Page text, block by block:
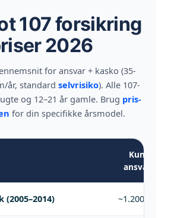
107 forsikring
2026
for ansvar + kasko (35-
år, standard selvrisiko). Alle 107-
og 12–21 år gamle. Brug pris-
for din specifikke årsmodel.
Kun
ansvar
(2005–2014) ~1.200 kr.